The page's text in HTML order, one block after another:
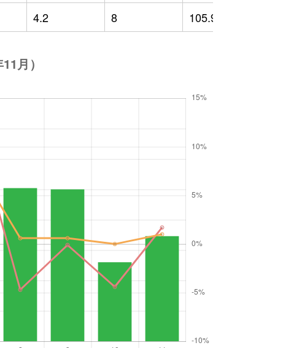
4.2 8 105.93